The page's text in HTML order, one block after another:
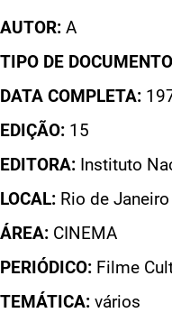
AUTOR: A
TIPO DE
DATA COMPLETA:
EDIÇÃO: 15
EDITORA: Instituto
LOCAL: Rio de Janeiro
ÁREA: CINEMA
PERIÓDICO: Filme
TEMÁTICA: vários